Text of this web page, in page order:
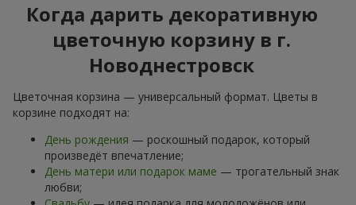
Когда дарить декоративную
цветочную корзину в г.
Новоднестровск
Цветочная корзина — универсальный формат. Цветы в
корзине подходят на:
День рождения — роскошный подарок, который
произведёт впечатление;
День матери или подарок маме — трогательный знак
любви;